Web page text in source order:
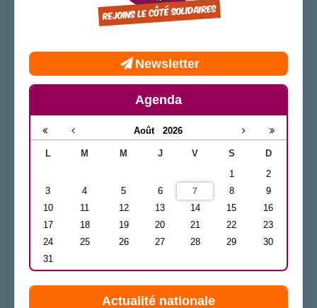
Newsletter
Agenda
Août 2026
L M M J V S
D
1
2
3
4 5 6 7 8
9
10
11 12 13 14 15
16
17
18 19 20 21 22
23
24
25 26 27 28 29
30
31
Actualité nationale